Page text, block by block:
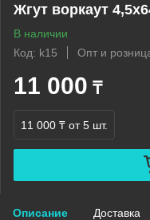
Жгут воркаут
В наличии
Код: k15
Опт и
11 000 ₸
11 000 ₸ от 5 шт.
Описание Доставка